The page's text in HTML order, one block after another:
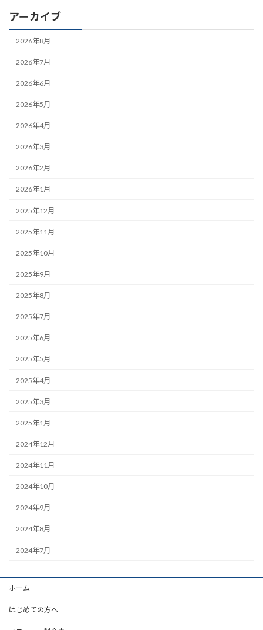
アーカイブ
2026年8月
2026年7月
2026年6月
2026年5月
2026年4月
2026年3月
2026年2月
2026年1月
2025年12月
2025年11月
2025年10月
2025年9月
2025年8月
2025年7月
2025年6月
2025年5月
2025年4月
2025年3月
2025年1月
2024年12月
2024年11月
2024年10月
2024年9月
2024年8月
2024年7月
ホーム
はじめての方へ